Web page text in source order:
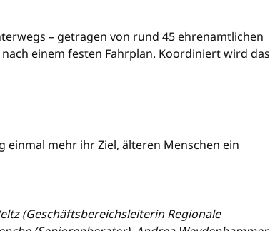
– getragen von rund 45 ehrenamtlichen
einem festen Fahrplan. Koordiniert wird das
mehr ihr Ziel, älteren Menschen ein
(Geschäftsbereichsleiterin Regionale